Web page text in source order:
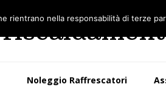
Noleggio Raffrescatori
rientrano nella responsabilità di terze